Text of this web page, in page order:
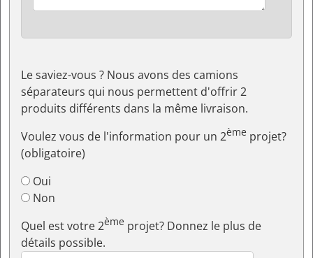
Le saviez-vous ? Nous avons des camions
séparateurs qui nous permettent d'offrir 2
produits différents dans la même livraison.
Voulez vous de l'information pour un 2ème projet?
(obligatoire)
Oui
Non
Quel est votre 2ème projet? Donnez le plus de
détails possible.